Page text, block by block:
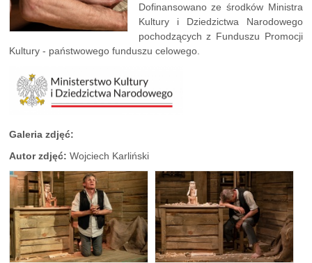
Dofinansowano ze środków Ministra
Kultury i Dziedzictwa Narodowego
pochodzących z Funduszu Promocji
Kultury - państwowego funduszu celowego.
Galeria zdjęć:
Autor zdjęć:Wojciech Karliński